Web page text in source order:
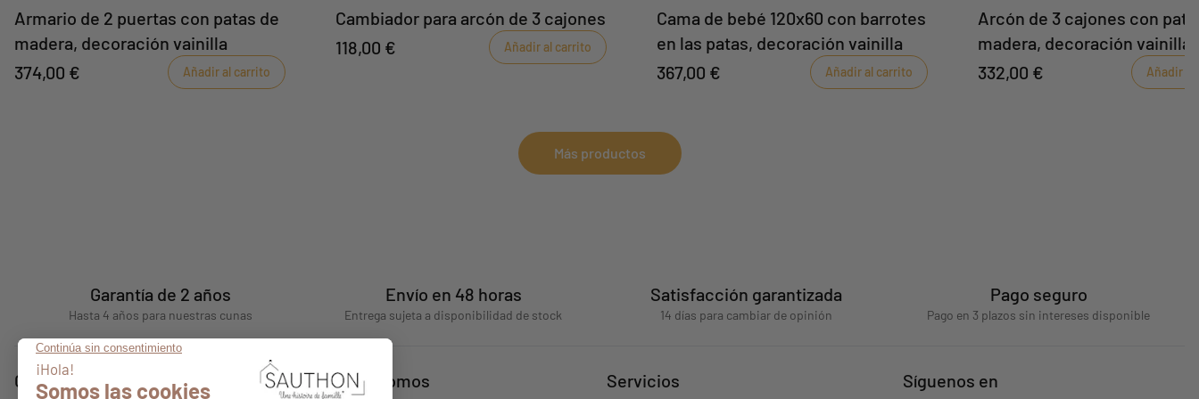
Armario de 2 puertas con patas de
madera, decoración vainilla
374,00 €
Añadir al carrito
Cambiador para arcón de 3 cajones
118,00 €
Añadir al carrito
Cama de bebé 120x60 con barrotes
en las patas, decoración vainilla
367,00 €
Añadir al carrito
Arcón de 3 cajones con
madera, decoración vainilla
332,00 €
Añadir
Más productos
Garantía de 2 años
Hasta 4 años para nuestras cunas
Envío en 48 horas
Entrega sujeta a disponibilidad de stock
Satisfacción garantizada
14 días para cambiar de opinión
Pago seguro
Pago en 3 plazos sin intereses disponible
Consejos Quiénes somos Servicios Síguenos en